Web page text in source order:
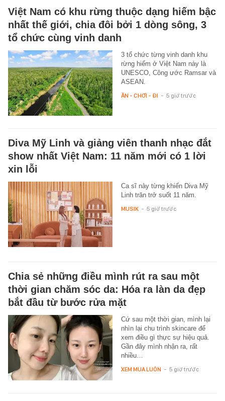
Việt Nam có khu rừng thuộc dạng hiếm bậc
nhất thế giới, chia đôi bởi 1 dòng sông, 3
tổ chức cùng vinh danh
3 tổ chức từng vinh danh khu
rừng hiếm ở Việt Nam này là
UNESCO, Công ước Ramsar và
ASEAN.
ĂN - CHƠI - ĐI - 5 giờ trước
Diva Mỹ Linh và giảng viên thanh nhạc đắt
show nhất Việt Nam: 11 năm mới có 1 lời
xin lỗi
Ca sĩ này từng khiến Diva Mỹ
Linh trăn trở suốt 11 năm.
MUSIK - 5 giờ trước
Chia sẻ những điều mình rút ra sau một
thời gian chăm sóc da: Hóa ra làn da đẹp
bắt đầu từ bước rửa mặt
Cứ sau một thời gian, mình lại
nhìn lại chu trình skincare để
xem điều gì thực sự hiệu quả.
Gần đây mình nhận ra, rất
nhiều…
XEM MUA LUÔN - 5 giờ trước